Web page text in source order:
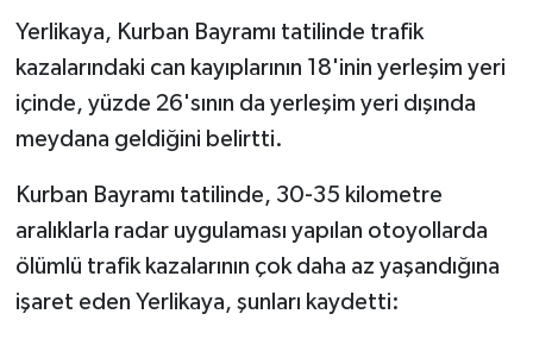
Yerlikaya, Kurban Bayramı tatilinde trafik
kazalarındaki can kayıplarının 18'inin yerleşim yeri
içinde, yüzde 26'sının da yerleşim yeri dışında
meydana geldiğini belirtti.
Kurban Bayramı tatilinde, 30-35 kilometre
aralıklarla radar uygulaması yapılan otoyollarda
ölümlü trafik kazalarının çok daha az yaşandığına
işaret eden Yerlikaya, şunları kaydetti: